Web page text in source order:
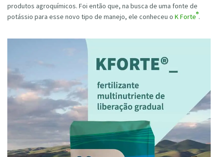
produtos agroquímicos. Foi então que, na busca de uma fonte de
potássio para esse novo tipo de manejo, ele conheceu o K Forte®.